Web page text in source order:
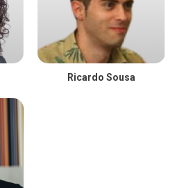
Ricardo Sousa